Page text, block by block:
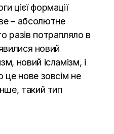
цієї формації
– абсолютне
разів потрапляло в
новий
новий ісламізм, і
це нове зовсім не
такий тип